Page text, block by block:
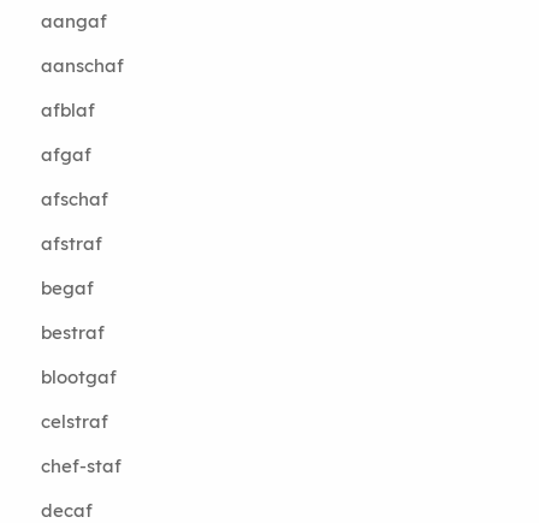
aangaf
aanschaf
afblaf
afgaf
afschaf
afstraf
begaf
bestraf
blootgaf
celstraf
chef-staf
decaf